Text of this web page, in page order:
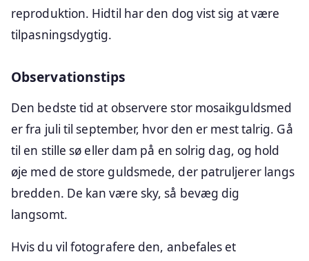
reproduktion. Hidtil har den dog vist sig at være
tilpasningsdygtig.
Observationstips
Den bedste tid at observere stor mosaikguldsmed
er fra juli til september, hvor den er mest talrig. Gå
til en stille sø eller dam på en solrig dag, og hold
øje med de store guldsmede, der patruljerer langs
bredden. De kan være sky, så bevæg dig
langsomt.
Hvis du vil fotografere den, anbefales et